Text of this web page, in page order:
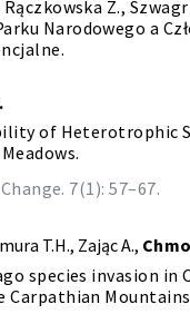
Z.,
Narodowego a
of Heterotrophic
7(1): 57–67.
T.H., Zając A.,
species invasion
Carpathian